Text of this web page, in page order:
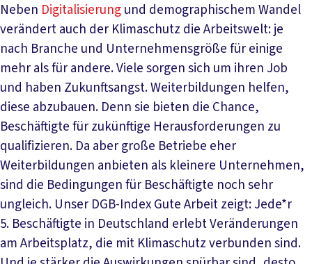
Neben Digitalisierungund demographischem Wandel
verändert auch der Klimaschutz die Arbeitswelt: je
nach Branche und Unternehmensgröße für einige
mehr als für andere. Viele sorgen sich um ihren Job
und haben Zukunftsangst. Weiterbildungen helfen,
diese abzubauen. Denn sie bieten die Chance,
Beschäftigte für zukünftige Herausforderungen zu
qualifizieren. Da aber große Betriebe eher
Weiterbildungen anbieten als kleinere Unternehmen,
sind die Bedingungen für Beschäftigte noch sehr
ungleich. Unser DGB-Index Gute Arbeit zeigt: Jede*r
5. Beschäftigte in Deutschland erlebt Veränderungen
am Arbeitsplatz, die mit Klimaschutz verbunden sind.